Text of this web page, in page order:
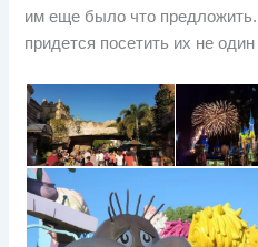
им еще было что
придется посетить их не